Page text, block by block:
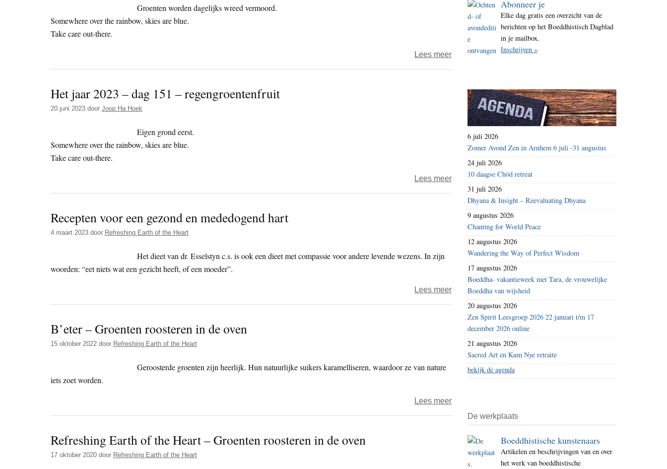
i
t
Groenten worden dagelijks wreed vermoord.
Somewhere over the rainbow, skies are blue.
Take care out-there.
Lees meerover
2026
groentenmoord
Het jaar 2023 – dag 151 – regengroentenfruit
20 juni 2023 door Joop Ha Hoek
Eigen grond eerst.
Somewhere over the rainbow, skies are blue.
Take care out-there.
Lees meerover
2023
regengroentenfruit
Recepten voor een gezond en mededogend hart
4 maart 2023 door Refreshing Earth of the Heart
Het dieet van dr. Esselstyn c.s. is ook een dieet met compassie voor andere levende wezens. In zijn
woorden: “eet niets wat een gezicht heeft, of een moeder”.
Lees meerover
Recepten
gezond
mededogend
B’eter – Groenten roosteren in de oven
15 oktober 2022 door Refreshing Earth of the Heart
Geroosterde groenten zijn heerlijk. Hun natuurlijke suikers karamelliseren, waardoor ze van nature
iets zoet worden.
Lees meerover
B’eter
Groenten
roosteren
Refreshing Earth of the Heart – Groenten roosteren in de oven
17 oktober 2020 door Refreshing Earth of the Heart
Abonneer je
Elke dag gratis een overzicht van de
berichten op het Boeddhistisch Dagblad
in je mailbox.
Inschrijven »
6 juli 2026
Zomer Avond Zen in Arnhem 6 juli -31 augustus
24 juli 2026
10 daagse Chöd retreat
31 juli 2026
Dhyana & Insight – Reevaluating Dhyana
9 augustus 2026
Chanting for World Peace
12 augustus 2026
Wandering the Way of Perfect Wisdom
17 augustus 2026
Boeddha- vakantieweek met Tara, de vrouwelijke
Boeddha van wijsheid
20 augustus 2026
Zen Spirit Leesgroep 2026 22 januari t/m 17
december 2026 online
21 augustus 2026
Sacred Art en Kum Nye retraite
bekijk de agenda
De werkplaats
Boeddhistische kunstenaars
Artikelen en beschrijvingen van en over
het werk van boeddhistische